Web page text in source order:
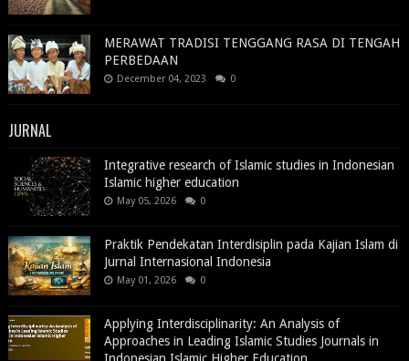
MERAWAT TRADISI TENGGANG RASA DI TENGAH
PERBEDAAN
December 04, 2023 0
JURNAL
Integrative research of Islamic studies in Indonesian
Islamic higher education
May 05, 2026 0
Praktik Pendekatan Interdisiplin pada Kajian Islam di
Jurnal Internasional Indonesia
May 01, 2026 0
Applying Interdisciplinarity: An Analysis of
Approaches in Leading Islamic Studies Journals in